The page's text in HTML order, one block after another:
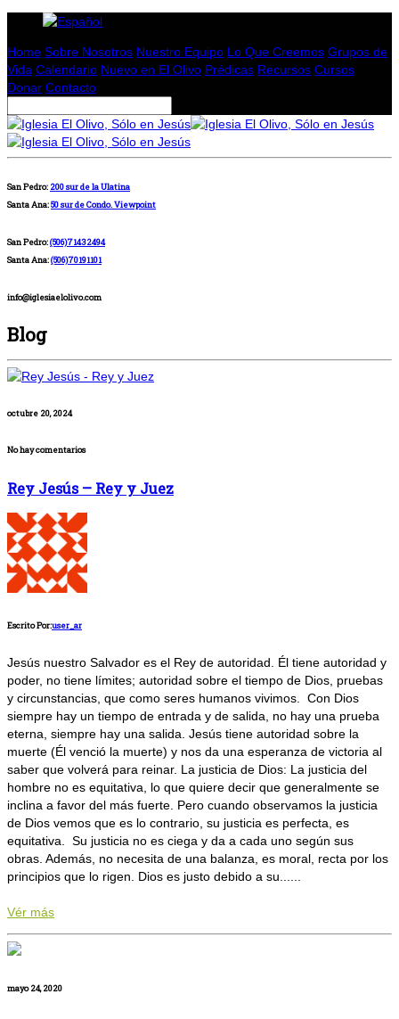
Home Sobre Nosotros Nuestro Equipo Lo Que Creemos Grupos de
Vida Calendario Nuevo en El Olivo Prédicas Recursos Cursos
Donar Contacto
San Pedro: 200 sur de la Ulatina
Santa Ana:50 sur de Condo. Viewpoint
San Pedro:(506)71432494
Santa Ana:(506)70191101
info@iglesiaelolivo.com
Blog
octubre 20, 2024
No hay comentarios
Rey Jesús – Rey y Juez
Escrito Por:user_ar
Jesús nuestro Salvador es el Rey de autoridad. Él tiene autoridad y
poder, no tiene límites; autoridad sobre el tiempo de Dios, pruebas
y circunstancias, que como seres humanos vivimos. Con Dios
siempre hay un tiempo de entrada y de salida, no hay una prueba
eterna, siempre hay una salida. Jesús tiene autoridad sobre la
muerte (Él venció la muerte) y nos da una esperanza de victoria al
saber que volverá para reinar. La justicia de Dios: La justicia del
hombre no es equitativa, lo que quiere decir que generalmente se
inclina a favor del más fuerte. Pero cuando observamos la justicia
de Dios vemos que es lo contrario, su justicia es perfecta, es
equitativa. Su justicia no es ciega y da a cada uno según sus
obras. Además, no necesita de una balanza, es moral, recta por los
principios que lo rigen. Dios es justo debido a su......
Vér más
mayo 24, 2020